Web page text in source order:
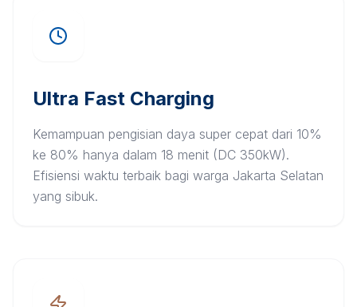
Ultra Fast Charging
Kemampuan pengisian daya super cepat dari 10%
ke 80% hanya dalam 18 menit (DC 350kW).
Efisiensi waktu terbaik bagi warga Jakarta Selatan
yang sibuk.